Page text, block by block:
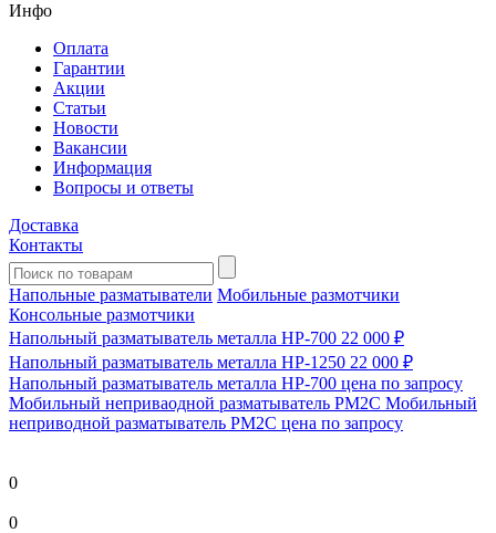
Инфо
Оплата
Гарантии
Акции
Статьи
Новости
Вакансии
Информация
Вопросы и ответы
Доставка
Контакты
Напольные разматыватели Мобильные размотчики
Консольные размотчики
Напольный разматыватель металла HP-700 22 000 ₽
Напольный разматыватель металла HP-1250 22 000 ₽
Напольный разматыватель металла HP-700 цена по запросу
Мобильный непривaодной разматыватель РМ2С Мобильный
неприводной разматыватель РМ2С цена по запросу
0
0